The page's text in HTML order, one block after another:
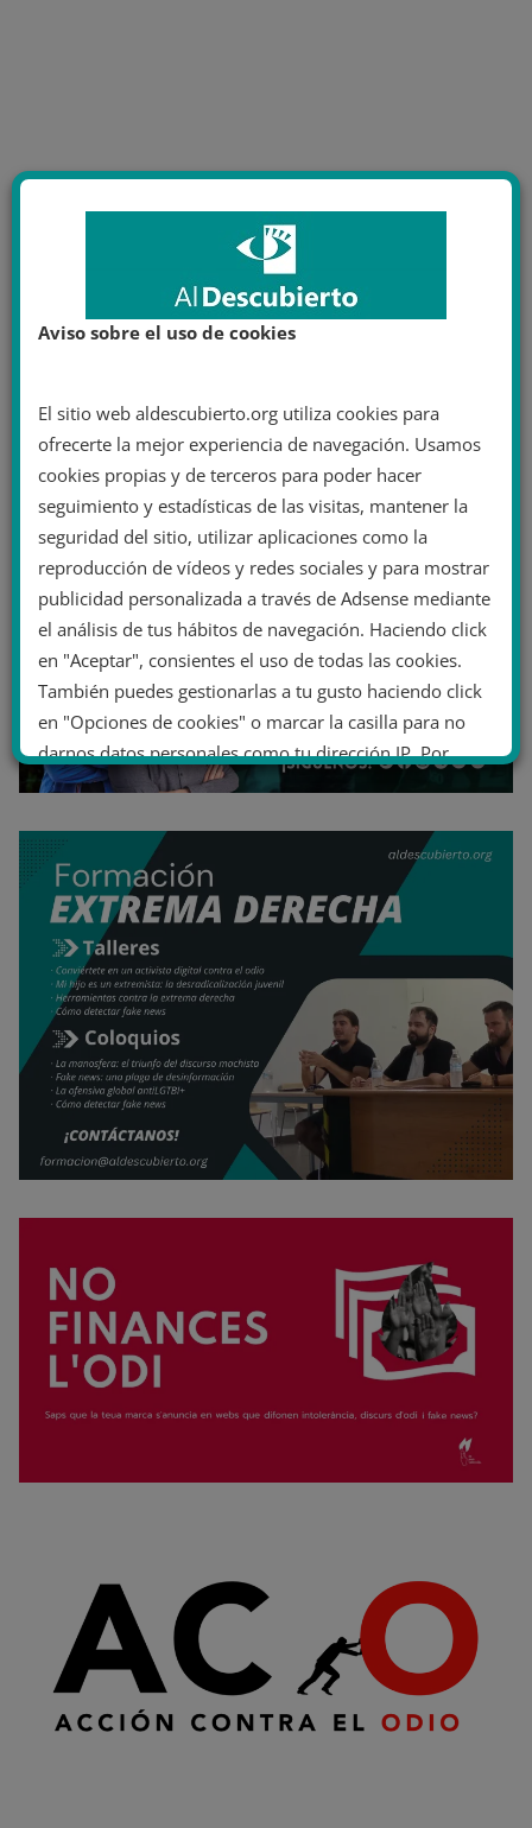
Aviso sobre el uso de cookies
El sitio web aldescubierto.org utiliza cookies para
ofrecerte la mejor experiencia de navegación. Usamos
cookies propias y de terceros para poder hacer
seguimiento y estadísticas de las visitas, mantener la
seguridad del sitio, utilizar aplicaciones como la
reproducción de vídeos y redes sociales y para mostrar
publicidad personalizada a través de Adsense mediante
el análisis de tus hábitos de navegación. Haciendo click
en "Aceptar", consientes el uso de todas las cookies.
También puedes gestionarlas a tu gusto haciendo click
en "Opciones de cookies" o marcar la casilla para no
darnos datos personales como tu dirección IP. Por
último, puedes leer nuestra Política de cookies.
No dar mi información personal
Opciones de cookies Aceptar cookies
Rechazar cookies Política de cookies